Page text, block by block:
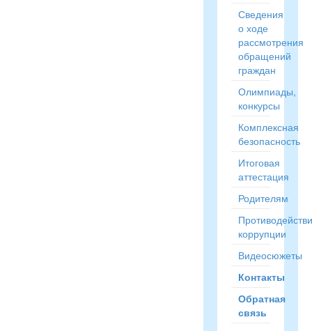
Сведения
о ходе
рассмотрения
обращений
граждан
Олимпиады,
конкурсы
Комплексная
безопасность
Итоговая
аттестация
Родителям
коррупции
Видеосюжеты
Контакты
Обратная
связь